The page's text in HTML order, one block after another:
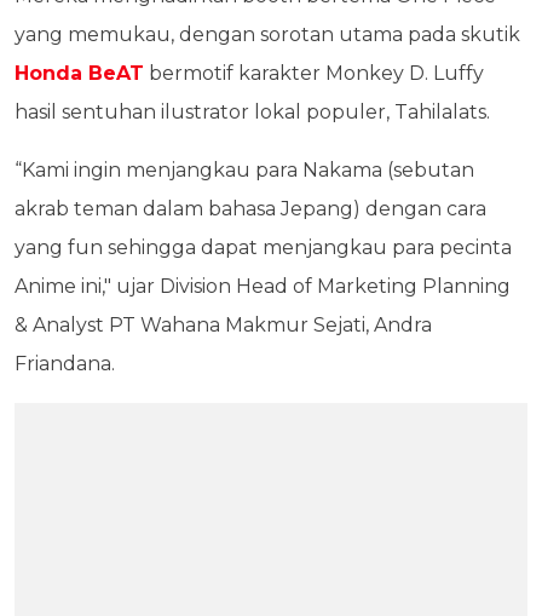
yang memukau, dengan sorotan utama pada skutik
Honda BeAT bermotif karakter Monkey D. Luffy
hasil sentuhan ilustrator lokal populer, Tahilalats.
“Kami ingin menjangkau para Nakama (sebutan
akrab teman dalam bahasa Jepang) dengan cara
yang fun sehingga dapat menjangkau para pecinta
Anime ini," ujar Division Head of Marketing Planning
& Analyst PT Wahana Makmur Sejati, Andra
Friandana.